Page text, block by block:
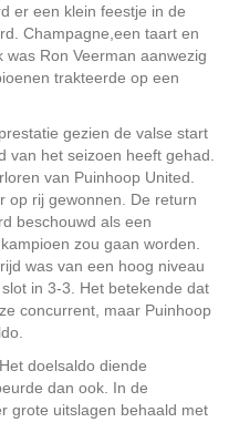
er een klein feestje in de
Champagne,een taart en
Ron Veerman aanwezig
trakteerde op een
gezien de valse start
van het seizoen heeft gehad.
van Puinhoop United.
op rij gewonnen. De return
beschouwd als een
zou gaan worden.
was van een hoog niveau
in 3-3. Het betekende dat
concurrent, maar Puinhoop
doelsaldo diende
dan ook. In de
grote uitslagen behaald met